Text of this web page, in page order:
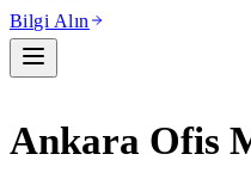
Bilgi Alın
Ankara Ofis